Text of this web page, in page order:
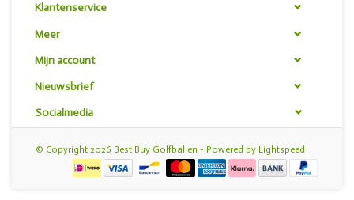
Klantenservice
Meer
Mijn account
Nieuwsbrief
Socialmedia
© Copyright 2026 Best Buy Golfballen - Powered by Lightspeed